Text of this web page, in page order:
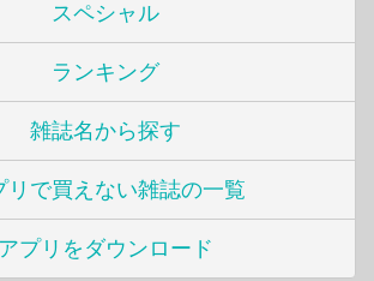
スペシャル
ランキング
雑誌名から探す
リで買えない雑誌の一覧
アプリをダウンロード